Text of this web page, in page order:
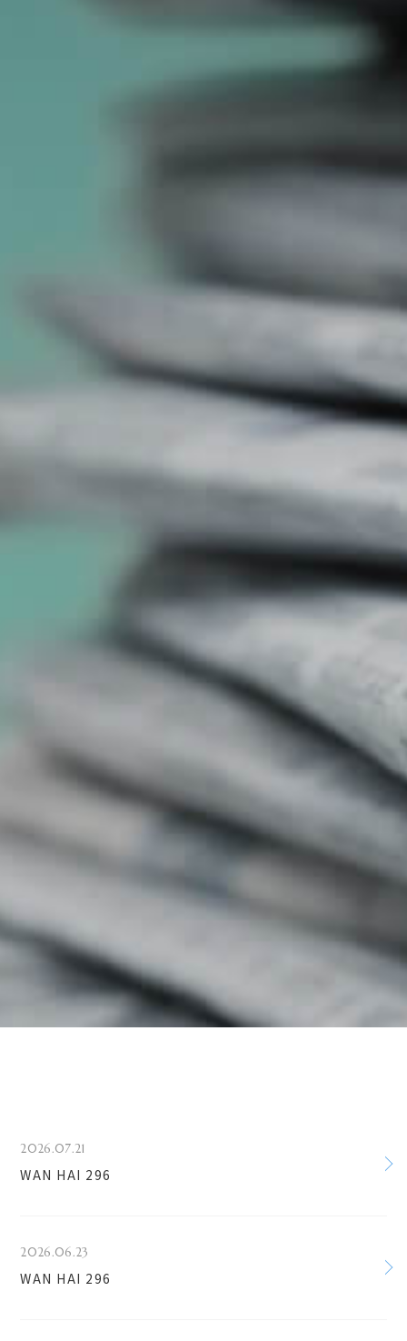
2026.07.21
WAN HAI 296
2026.06.23
WAN HAI 296